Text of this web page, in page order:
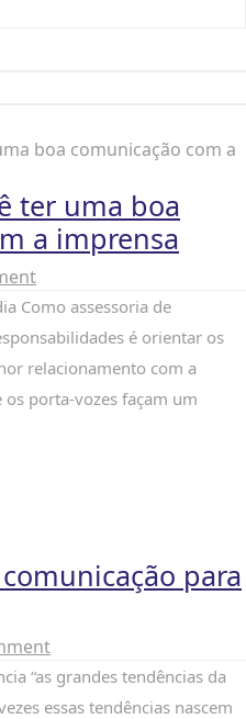
ter uma boa
a imprensa
Como assessoria de
é orientar os
relacionamento com a
porta-vozes façam um
para
“as grandes tendências da
essas tendências nascem